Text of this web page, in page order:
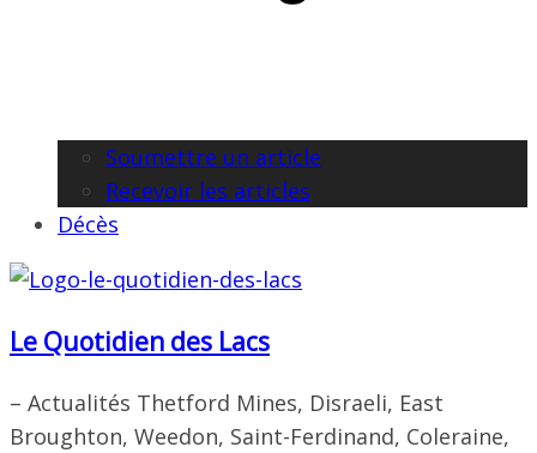
Soumettre un article
Recevoir les articles
Décès
Le Quotidien des Lacs
– Actualités Thetford Mines, Disraeli, East
Broughton, Weedon, Saint-Ferdinand, Coleraine,